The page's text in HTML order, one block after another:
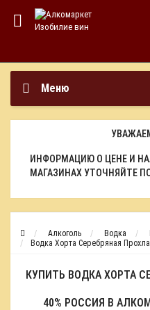
Меню
ИНФОРМАЦИЮ О ЦЕНЕ И
МАГАЗИНАХ УТОЧНЯЙТЕ
Алкоголь Водка
Водка Хорта Серебряная
КУПИТЬ ВОДКА ХОРТА
40% РОССИЯ В